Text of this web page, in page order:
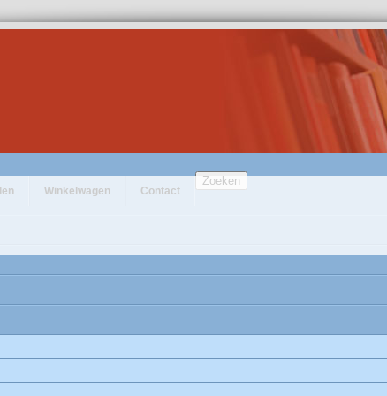
Winkelwagen Contact
Zoeken